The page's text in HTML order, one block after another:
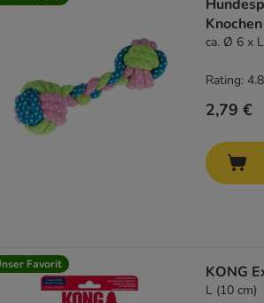
Knochen
ca. Ø 6 x
2,79 €
Rating:
Favorit KONG
L (10 cm)